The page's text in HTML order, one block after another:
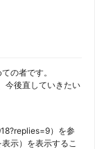
の者です。
今後直していきたい
）を参
示）を表示するこ